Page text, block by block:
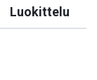
Luokittelu